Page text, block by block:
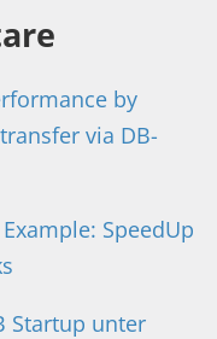
by
via DB-
SpeedUp
Startup unter